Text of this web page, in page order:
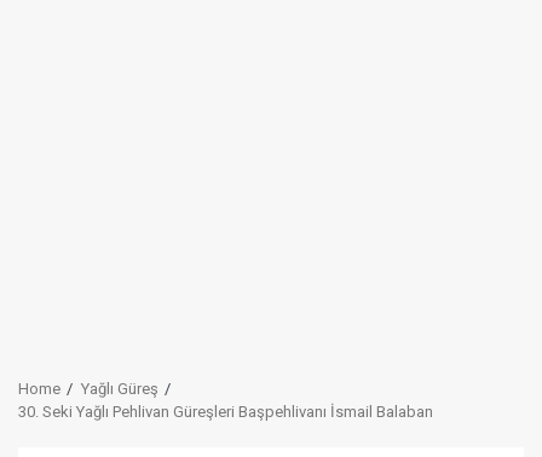
Home
Yağlı Güreş
30. Seki Yağlı Pehlivan Güreşleri Başpehlivanı İsmail Balaban